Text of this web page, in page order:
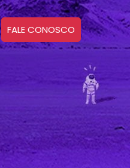
FALE CONOSCO